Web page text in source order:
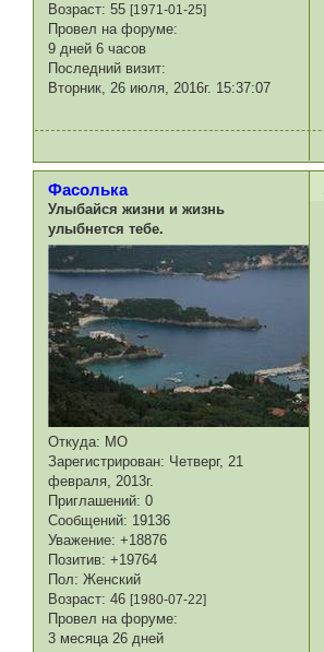
Возраст: 55[1971-01-25]
Провел на форуме:
9 дней 6 часов
Последний визит:
Вторник, 26 июля, 2016г. 15:37:07
Фасолька
Улыбайся жизни и жизнь
улыбнется тебе.
Откуда: МО
Зарегистрирован: Четверг, 21
февраля, 2013г.
Приглашений: 0
Сообщений: 19136
Уважение: +18876
Позитив: +19764
Пол: Женский
Возраст: 46[1980-07-22]
Провел на форуме:
3 месяца 26 дней